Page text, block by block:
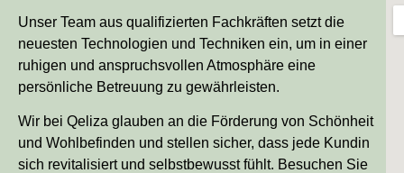
Unser Team aus qualifizierten Fachkräften setzt die
neuesten Technologien und Techniken ein, um in einer
ruhigen und anspruchsvollen Atmosphäre eine
persönliche Betreuung zu gewährleisten.
Wir bei Qeliza glauben an die Förderung von Schönheit
und Wohlbefinden und stellen sicher, dass jede Kundin
sich revitalisiert und selbstbewusst fühlt. Besuchen Sie